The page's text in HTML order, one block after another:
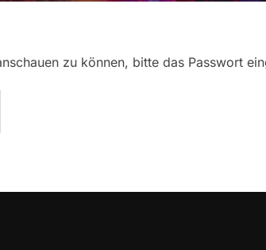
zu können, bitte das Passwort